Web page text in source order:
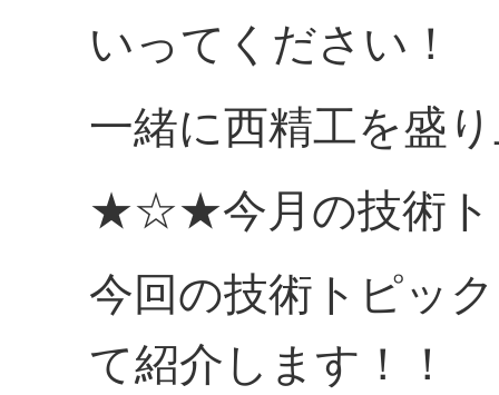
いってください！
一緒に西精工を盛
★☆★今月の技術
今回の技術トピッ
て紹介します！！